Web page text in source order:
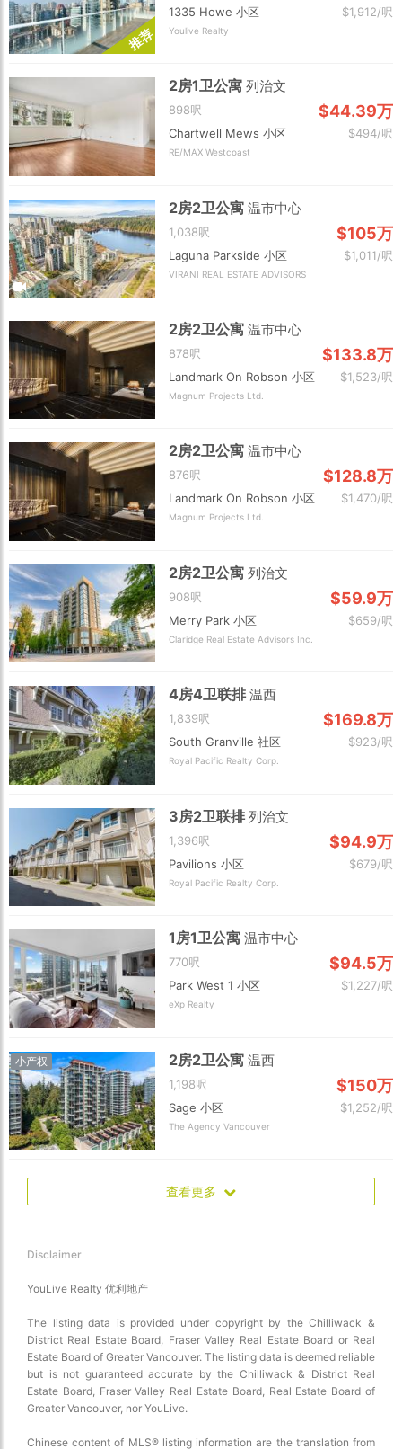
推荐
1335 Howe 小区 $1,912/呎
Youlive Realty
2房1卫公寓列治文
898呎 $44.39万
Chartwell Mews 小区 $494/呎
RE/MAX Westcoast
2房2卫公寓温市中心
1,038呎 $105万
Laguna Parkside 小区 $1,011/呎
VIRANI REAL ESTATE ADVISORS
2房2卫公寓温市中心
878呎 $133.8万
Landmark On Robson 小区 $1,523/呎
Magnum Projects Ltd.
2房2卫公寓温市中心
876呎 $128.8万
Landmark On Robson 小区 $1,470/呎
Magnum Projects Ltd.
2房2卫公寓列治文
908呎 $59.9万
Merry Park 小区 $659/呎
Claridge Real Estate Advisors Inc.
4房4卫联排温西
1,839呎 $169.8万
South Granville 社区 $923/呎
Royal Pacific Realty Corp.
3房2卫联排列治文
1,396呎 $94.9万
Pavilions 小区 $679/呎
Royal Pacific Realty Corp.
1房1卫公寓温市中心
770呎 $94.5万
Park West 1 小区 $1,227/呎
eXp Realty
小产权 2房2卫公寓温西
1,198呎 $150万
Sage 小区 $1,252/呎
The Agency Vancouver
查看更多
Disclaimer
YouLive Realty 优利地产
The listing data is provided under copyright by the Chilliwack &
District Real Estate Board, Fraser Valley Real Estate Board or Real
Estate Board of Greater Vancouver. The listing data is deemed reliable
but is not guaranteed accurate by the Chilliwack & District Real
Estate Board, Fraser Valley Real Estate Board, Real Estate Board of
Greater Vancouver, nor YouLive.
Chinese content of MLS® listing information are the translation from